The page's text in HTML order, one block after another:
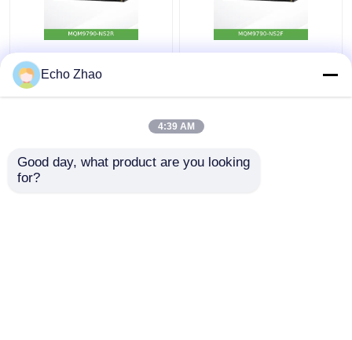
NVIDIA Quantum-2
MQM9790-NS2R 64
Θυρών 400Gb/s
NVIDIA mellanox
Quantum-2 MQM9790-
έξυπνος διακόπτης
Echo Zhao
4:39 AM
Good day, what product are you looking
for?